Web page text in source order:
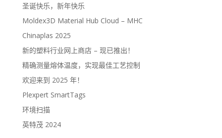
圣诞快乐，新年快乐
Moldex3D Material Hub Cloud – MHC
Chinaplas 2025
新的塑料行业网上商店 – 现已推出！
精确测量熔体温度，实现最佳工艺控制
欢迎来到 2025 年！
Plexpert SmartTags
环境扫描
英特茂 2024